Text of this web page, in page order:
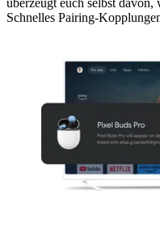
überzeugt euch selbst
Schnelles Pairing-